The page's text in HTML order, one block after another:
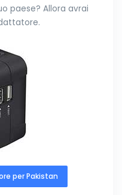
paese? Allora avrai
per Pakistan